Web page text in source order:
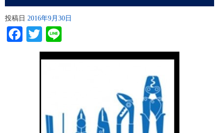
投稿日 2016年9月30日
Facebook
Twitter